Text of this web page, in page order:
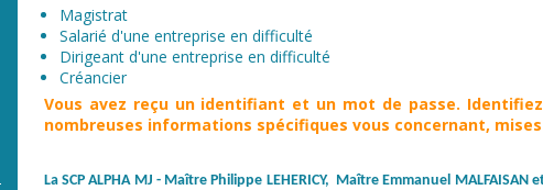
Magistrat
Salarié d'une entreprise en difficulté
Dirigeant d'une entreprise en difficulté
Créancier
Vous avez reçu un identifiant et un mot de passe.
nombreuses informations spécifiques vous concernant,
La SCP ALPHA MJ - Maître Philippe LEHERICY, Maître Emmanuel MALFAISAN